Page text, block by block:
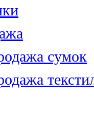
сумок